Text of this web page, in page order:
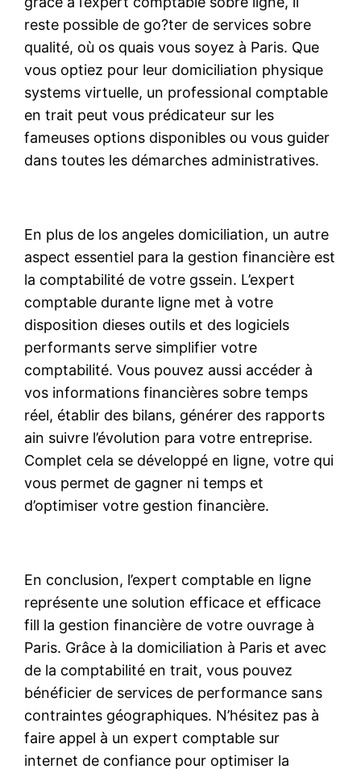
reste possible de go?ter de services sobre
qualité, où os quais vous soyez à Paris. Que
vous optiez pour leur domiciliation physique
systems virtuelle, un professional comptable
en trait peut vous prédicateur sur les
fameuses options disponibles ou vous guider
dans toutes les démarches administratives.
En plus de los angeles domiciliation, un autre
aspect essentiel para la gestion financière est
la comptabilité de votre gssein. L’expert
comptable durante ligne met à votre
disposition dieses outils et des logiciels
performants serve simplifier votre
comptabilité. Vous pouvez aussi accéder à
vos informations financières sobre temps
réel, établir des bilans, générer des rapports
ain suivre l’évolution para votre entreprise.
Complet cela se développé en ligne, votre qui
vous permet de gagner ni temps et
d’optimiser votre gestion financière.
En conclusion, l’expert comptable en ligne
représente une solution efficace et efficace
fill la gestion financière de votre ouvrage à
Paris. Grâce à la domiciliation à Paris et avec
de la comptabilité en trait, vous pouvez
bénéficier de services de performance sans
contraintes géographiques. N’hésitez pas à
faire appel à un expert comptable sur
internet de confiance pour optimiser la